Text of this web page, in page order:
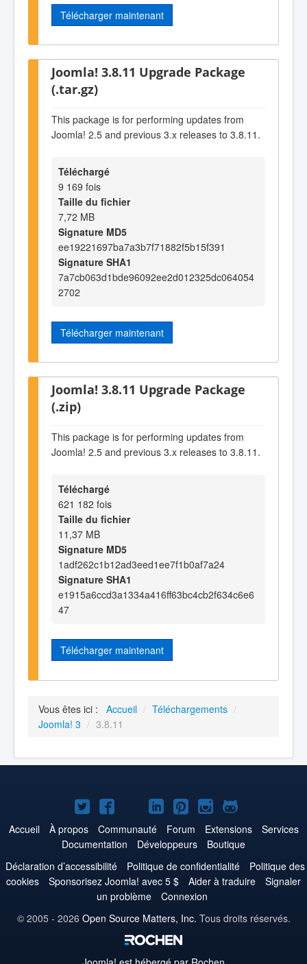
Télécharger maintenant
Joomla! 3.8.11 Upgrade Package
(.tar.gz)
This package is for performing updates from
Joomla! 2.5 and previous 3.x releases to 3.8.11.
Téléchargé
9 169 fois
Taille du fichier
7,72 MB
Signature MD5
ee19221697ba7a3b7f71882f5b15f391
Signature SHA1
7a7cb063d1bde96092ee2d012325dc064054
2702
Télécharger maintenant
Joomla! 3.8.11 Upgrade Package
(.zip)
This package is for performing updates from
Joomla! 2.5 and previous 3.x releases to 3.8.11.
Téléchargé
621 182 fois
Taille du fichier
11,37 MB
Signature MD5
1adf262c1b12ad3eed1ee7f1b0af7a24
Signature SHA1
e1915a6ccd3a1334a416ff63bc4cb2f634c6e6
47
Télécharger maintenant
Vous êtes ici : Accueil / Téléchargements /
Joomla! 3 / 3.8.11
Joomla!
sur
Twitter
Joomla!
sur
Facebook
Joomla!
sur
YouTube
Joomla!
sur
LinkedIn
Joomla!
sur
Pinterest
Joomla!
sur
Instagram
Joomla!
sur
GitHub
Accueil À propos Communauté Forum Extensions
Services
Documentation
Développeurs
Boutique
Déclaration d’accessibilité
Politique de confidentialité
Politique des
cookies
Sponsorisez Joomla! avec 5 $ Aider à traduire
Signaler
un problème
Connexion
© 2005 - 2026 Open Source Matters, Inc. Tous droits réservés.